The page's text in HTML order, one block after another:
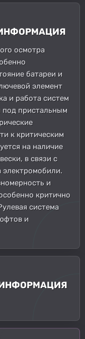
осмотра
батареи и
элемент
и работа систем
под пристальным
к критическим
на наличие
в связи с
и
критично
система
и